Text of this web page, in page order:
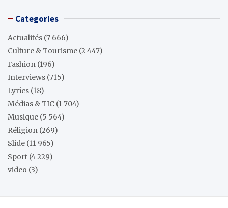
Categories
Actualités (7 666)
Culture & Tourisme (2 447)
Fashion (196)
Interviews (715)
Lyrics (18)
Médias & TIC (1 704)
Musique (5 564)
Réligion (269)
Slide (11 965)
Sport (4 229)
video (3)